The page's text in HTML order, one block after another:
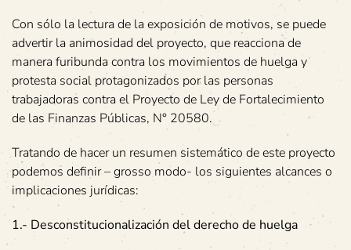
Con sólo la lectura de la exposición de motivos, se puede
advertir la animosidad del proyecto, que reacciona de
manera furibunda contra los movimientos de huelga y
protesta social protagonizados por las personas
trabajadoras contra el Proyecto de Ley de Fortalecimiento
de las Finanzas Públicas, N° 20580.
Tratando de hacer un resumen sistemático de este proyecto
podemos definir – grosso modo- los siguientes alcances o
implicaciones jurídicas:
1.- Desconstitucionalización del derecho de huelga